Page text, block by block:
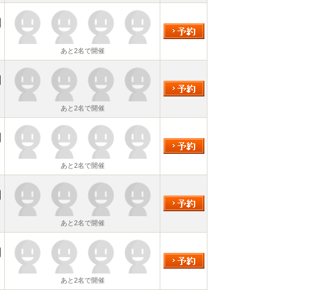
あと2名で開催
あと2名で開催
あと2名で開催
あと2名で開催
あと2名で開催